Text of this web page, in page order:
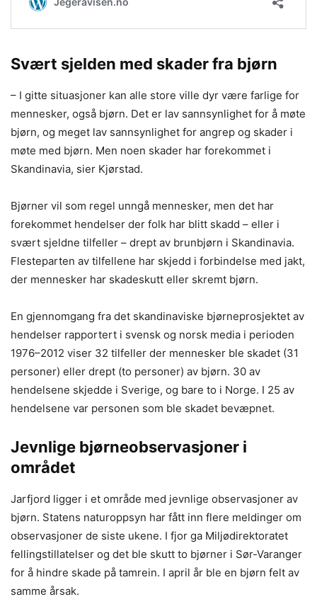
Svært sjelden med skader fra bjørn
– I gitte situasjoner kan alle store ville dyr være farlige for
mennesker, også bjørn. Det er lav sannsynlighet for å møte
bjørn, og meget lav sannsynlighet for angrep og skader i
møte med bjørn. Men noen skader har forekommet i
Skandinavia, sier Kjørstad.
Bjørner vil som regel unngå mennesker, men det har
forekommet hendelser der folk har blitt skadd – eller i
svært sjeldne tilfeller – drept av brunbjørn i Skandinavia.
Flesteparten av tilfellene har skjedd i forbindelse med jakt,
der mennesker har skadeskutt eller skremt bjørn.
En gjennomgang fra det skandinaviske bjørneprosjektet av
hendelser rapportert i svensk og norsk media i perioden
1976–2012 viser 32 tilfeller der mennesker ble skadet (31
personer) eller drept (to personer) av bjørn. 30 av
hendelsene skjedde i Sverige, og bare to i Norge. I 25 av
hendelsene var personen som ble skadet bevæpnet.
Jevnlige bjørneobservasjoner i
området
Jarfjord ligger i et område med jevnlige observasjoner av
bjørn. Statens naturoppsyn har fått inn flere meldinger om
observasjoner de siste ukene. I fjor ga Miljødirektoratet
fellingstillatelser og det ble skutt to bjørner i Sør-Varanger
for å hindre skade på tamrein. I april år ble en bjørn felt av
samme årsak.